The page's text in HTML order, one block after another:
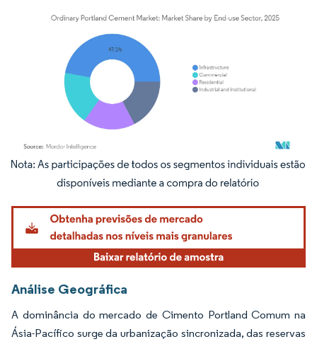
Imagem © Mordor Intelligence. O reuso requer atribuição conforme CC BY 4.0.
Análise Geográfica
A dominância do mercado de Cimento Portland Comum na
Ásia-Pacífico surge da urbanização sincronizada, das reservas